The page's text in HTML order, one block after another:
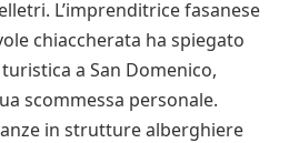
L’imprenditrice fasanese
chiaccherata ha spiegato
turistica a San Domenico,
scommessa personale.
in strutture alberghiere